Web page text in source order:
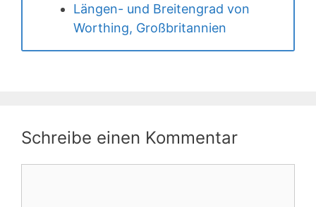
Längen- und Breitengrad von
Worthing, Großbritannien
Schreibe einen Kommentar